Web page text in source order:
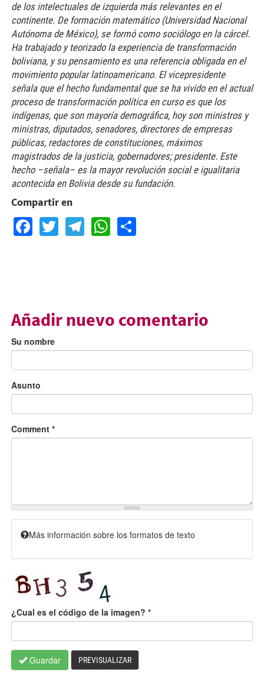
de los intelectuales de izquierda más relevantes en el
continente. De formación matemático (Universidad Nacional
Autónoma de México), se formó como sociólogo en la cárcel.
Ha trabajado y teorizado la experiencia de transformación
boliviana, y su pensamiento es una referencia obligada en el
movimiento popular latinoamericano. El vicepresidente
señala que el hecho fundamental que se ha vivido en el actual
proceso de transformación política en curso es que los
indígenas, que son mayoría demográfica, hoy son ministros y
ministras, diputados, senadores, directores de empresas
públicas, redactores de constituciones, máximos
magistrados de la justicia, gobernadores; presidente. Este
hecho –señala– es la mayor revolución social e igualitaria
acontecida en Bolivia desde su fundación.
Compartir en
Facebook
TwitterTelegram
WhatsApp
Share
Añadir nuevo comentario
Su nombre
Asunto
Comment *
Más información sobre los formatos de texto
¿Cual es el código de la imagen? *
Guardar PREVISUALIZAR